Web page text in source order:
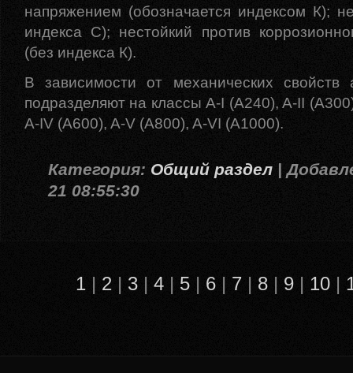
напряжением (обозначается индексом К);
индекса С); нестойкий против
(без индекса К).
В зависимости от механических свойств
подразделяют на классы A-I (A240), A-II
A-IV (A600), A-V (A800), A-VI (A1000).
Категория: Общий раздел |
21 08:55:30
1| 2| 3| 4| 5| 6| 7| 8| 9| 10|